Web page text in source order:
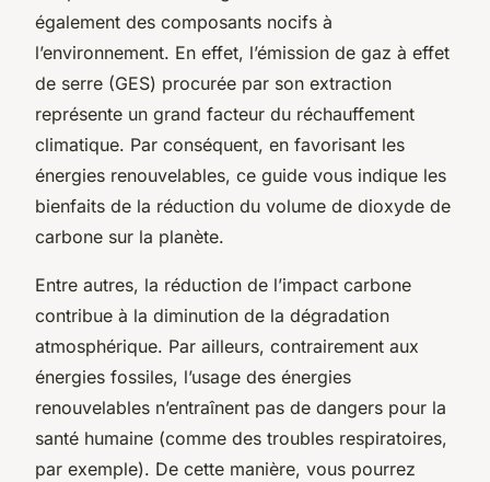
également des composants nocifs à
l’environnement. En effet, l’émission de gaz à effet
de serre (GES) procurée par son extraction
représente un grand facteur du réchauffement
climatique. Par conséquent, en favorisant les
énergies renouvelables, ce guide vous indique les
bienfaits de la réduction du volume de dioxyde de
carbone sur la planète.
Entre autres, la réduction de l’impact carbone
contribue à la diminution de la dégradation
atmosphérique. Par ailleurs, contrairement aux
énergies fossiles, l’usage des énergies
renouvelables n’entraînent pas de dangers pour la
santé humaine (comme des troubles respiratoires,
par exemple). De cette manière, vous pourrez